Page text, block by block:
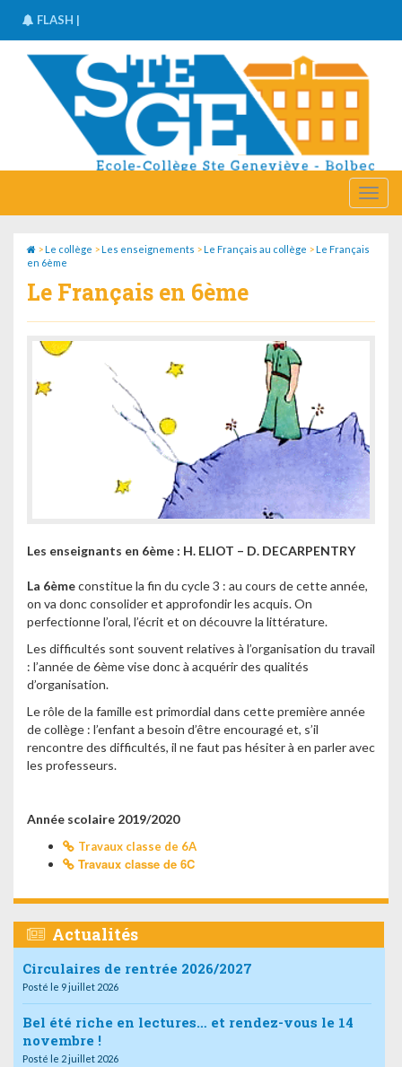
FLASH |
FLASH |Stage de ski les Deux Alpes du 15 mars
au 21 mars 2015 : Une réunion d'information sera
organisée pour les parents concernés
>Le collège >Les enseignements >Le Français au collège >Le Français
en 6ème
Le Français en 6ème
Les enseignants en 6ème : H. ELIOT – D. DECARPENTRY
La 6èmeconstitue la fin du cycle 3 : au cours de cette année,
on va donc consolider et approfondir les acquis. On
perfectionne l’oral, l’écrit et on découvre la littérature.
Les difficultés sont souvent relatives à l’organisation du travail
: l’année de 6ème vise donc à acquérir des qualités
d’organisation.
Le rôle de la famille est primordial dans cette première année
de collège : l’enfant a besoin d’être encouragé et, s’il
rencontre des difficultés, il ne faut pas hésiter à en parler avec
les professeurs.
Année scolaire 2019/2020
Travaux classe de 6A
Travaux classe de 6C
Actualités
Circulaires de rentrée 2026/2027
Posté le 9 juillet 2026
Bel été riche en lectures… et rendez-vous le 14
novembre !
Posté le 2 juillet 2026